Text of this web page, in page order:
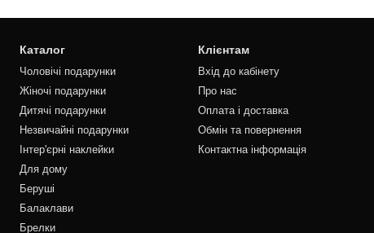
Каталог
Чоловічі подарунки
Жіночі подарунки
Дитячі подарунки
Незвичайні подарунки
Інтер'єрні наклейки
Для дому
Беруші
Балаклави
Брелки
Клієнтам
Вхід до кабінету
Про нас
Оплата і доставка
Обмін та повернення
Контактна інформація